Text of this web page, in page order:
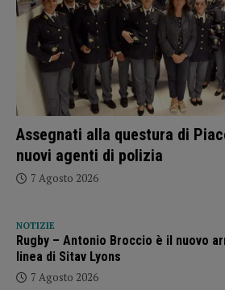
Assegnati alla questura di
nuovi agenti di polizia
7 Agosto 2026
NOTIZIE
Rugby – Antonio Broccio è il nuovo
linea di Sitav Lyons
7 Agosto 2026